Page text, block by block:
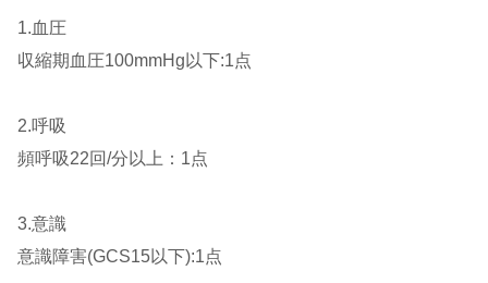
1.血圧
収縮期血圧100mmHg以下:1点
2.呼吸
頻呼吸22回/分以上：1点
3.意識
意識障害(GCS15以下):1点